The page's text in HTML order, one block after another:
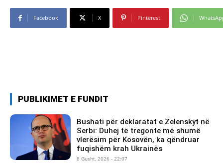
Facebook X Pinterest
PUBLIKIMET E FUNDIT
Bushati për deklaratat e Zelenskyt në
Serbi: Duhej të tregonte më shumë
vlerësim për Kosovën, ka qëndruar
fuqishëm krah Ukrainës
8 Gusht, 2026 - 22:07